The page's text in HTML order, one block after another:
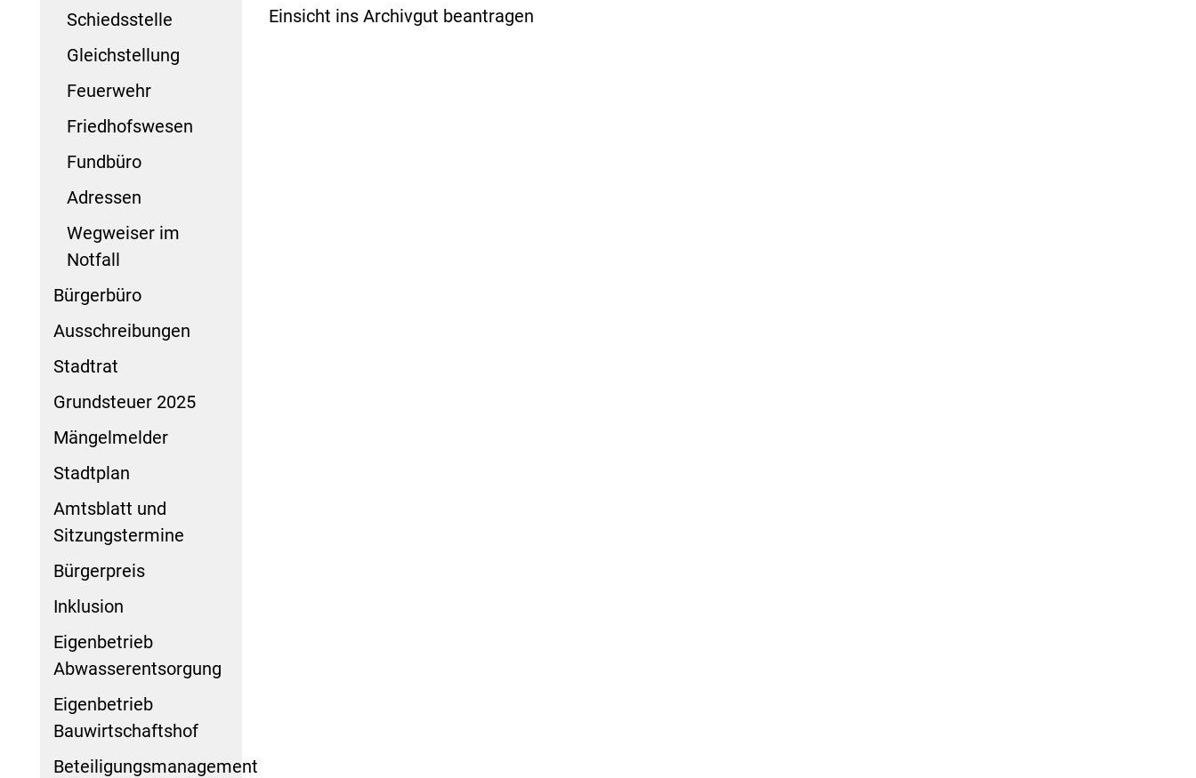
Schiedsstelle
Gleichstellung
Feuerwehr
Friedhofswesen
Fundbüro
Adressen
Wegweiser im
Notfall
Bürgerbüro
Ausschreibungen
Stadtrat
Grundsteuer 2025
Mängelmelder
Stadtplan
Amtsblatt und
Sitzungstermine
Bürgerpreis
Inklusion
Eigenbetrieb
Abwasserentsorgung
Eigenbetrieb
Bauwirtschaftshof
Beteiligungsmanagement
Einsicht ins Archivgut beantragen